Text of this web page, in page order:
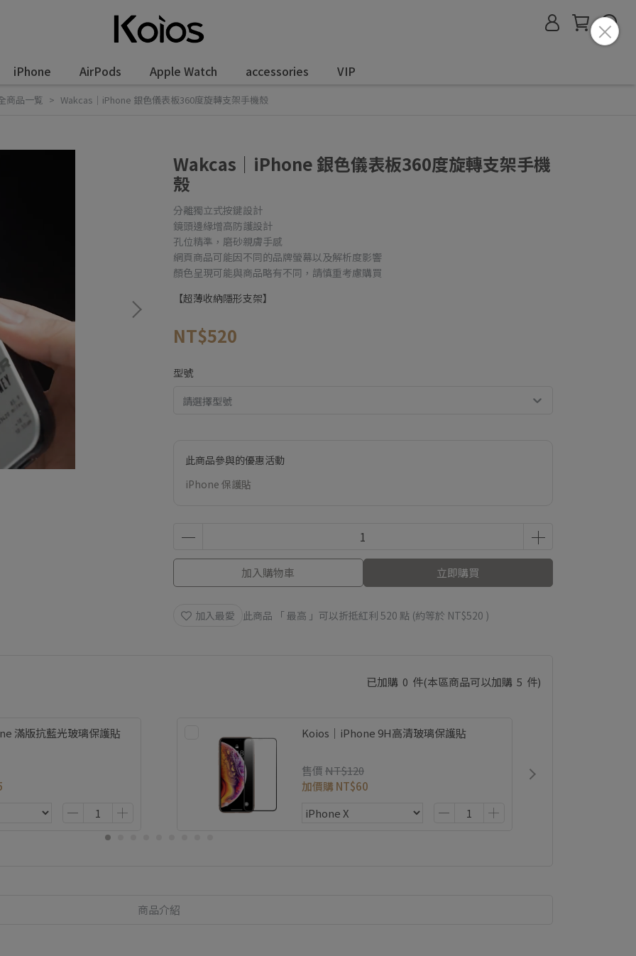
iPhone AirPods Apple Watch accessories VIP
商品一覧 Wakcas｜iPhone 銀色儀表板360度旋轉支架手機殼
Wakcas｜iPhone 銀色儀表板360度旋轉支架手機
殼
分離獨立式按鍵設計
鏡頭邊緣增高防護設計
孔位精準，磨砂親膚手感
網頁商品可能因不同的品牌螢幕以及解析度影響
顏色呈現可能與商品略有不同，請慎重考慮購買
【超薄收納隱形支架】
NT$520
型號
此商品參與的優惠活動
iPhone 保護貼
加入購物車 立即購買
加入最愛 此商品 「 最高 」可以折抵紅利 520 點 (約等於 NT$520 )
已加購 0 件(本區商品可以加購 5 件)
滿版抗藍光玻璃保護貼 Koios｜iPhone 9H高清玻璃保護貼
售價NT$120
加價購 NT$60
商品介紹